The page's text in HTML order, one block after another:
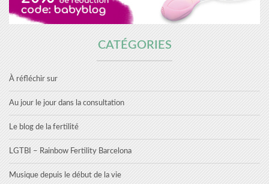
CATÉGORIES
À réfléchir sur
Au jour le jour dans la consultation
Le blog de la fertilité
LGTBI – Rainbow Fertility Barcelona
Musique depuis le début de la vie